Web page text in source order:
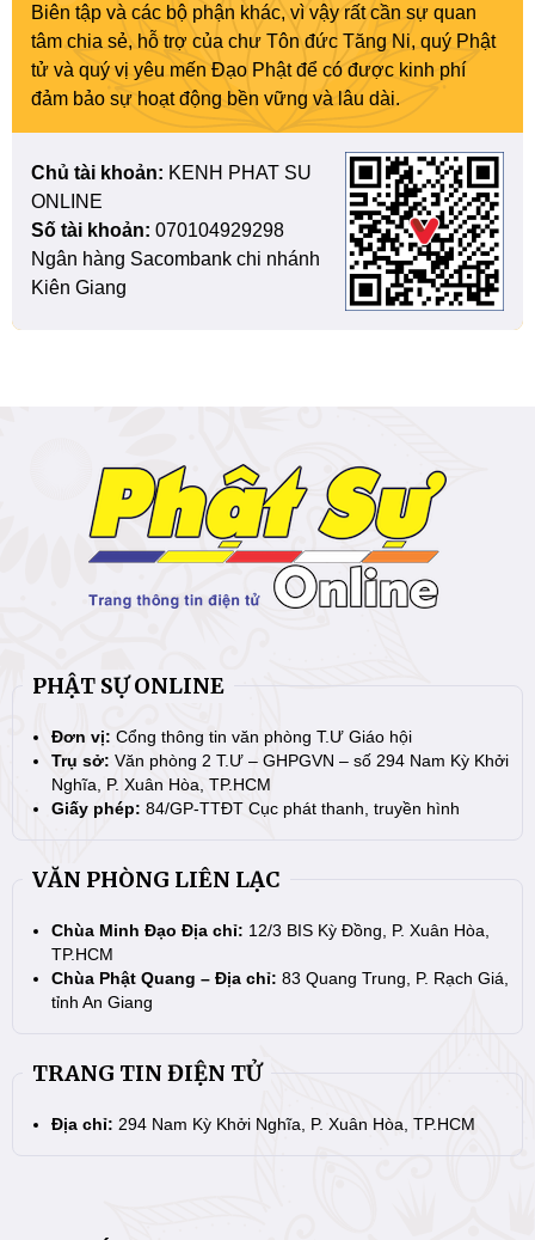
Biên tập và các bộ phận khác, vì vậy rất cần sự quan
tâm chia sẻ, hỗ trợ của chư Tôn đức Tăng Ni, quý Phật
tử và quý vị yêu mến Đạo Phật để có được kinh phí
đảm bảo sự hoạt động bền vững và lâu dài.
Chủ tài khoản: KENH PHAT SU
ONLINE
Số tài khoản: 070104929298
Ngân hàng Sacombank chi nhánh
Kiên Giang
PHẬT SỰ ONLINE
Đơn vị: Cổng thông tin văn phòng T.Ư Giáo hội
Trụ sở: Văn phòng 2 T.Ư – GHPGVN – số 294 Nam Kỳ Khởi
Nghĩa, P. Xuân Hòa, TP.HCM
Giấy phép: 84/GP-TTĐT Cục phát thanh, truyền hình
VĂN PHÒNG LIÊN LẠC
Chùa Minh Đạo Địa chỉ: 12/3 BIS Kỳ Đồng, P. Xuân Hòa,
TP.HCM
Chùa Phật Quang – Địa chỉ: 83 Quang Trung, P. Rạch Giá,
tỉnh An Giang
TRANG TIN ĐIỆN TỬ
Địa chỉ: 294 Nam Kỳ Khởi Nghĩa, P. Xuân Hòa, TP.HCM